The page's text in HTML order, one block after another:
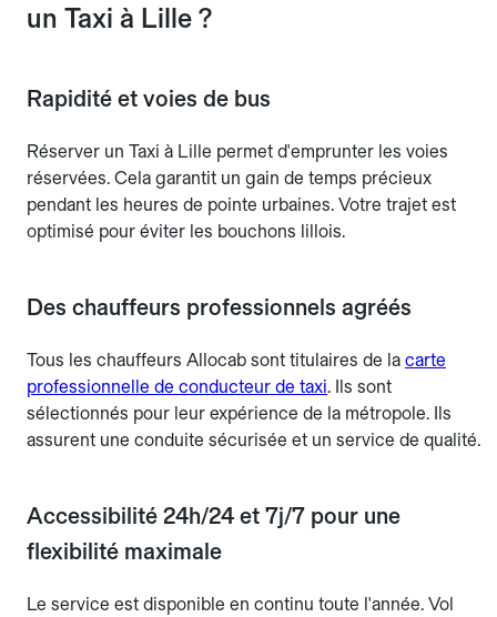
un Taxi à Lille ?
Rapidité et voies de bus
Réserver un Taxi à Lille permet d'emprunter les voies
réservées. Cela garantit un gain de temps précieux
pendant les heures de pointe urbaines. Votre trajet est
optimisé pour éviter les bouchons lillois.
Des chauffeurs professionnels agréés
Tous les chauffeurs Allocab sont titulaires de la carte
professionnelle de conducteur de taxi. Ils sont
sélectionnés pour leur expérience de la métropole. Ils
assurent une conduite sécurisée et un service de qualité.
Accessibilité 24h/24 et 7j/7 pour une
flexibilité maximale
Le service est disponible en continu toute l'année. Vol